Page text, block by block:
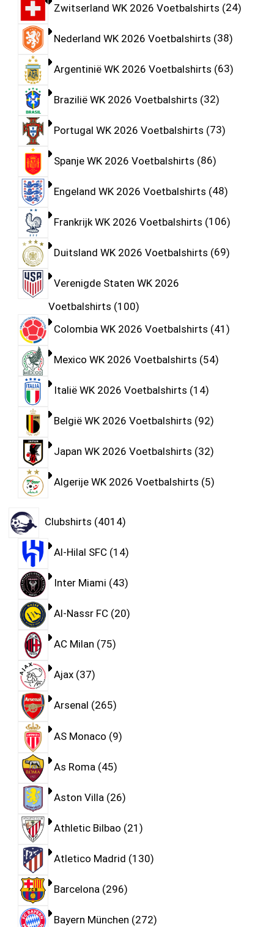
Zwitserland WK 2026 Voetbalshirts 24
Nederland WK 2026 Voetbalshirts 38
Argentinië WK 2026 Voetbalshirts 63
Brazilië WK 2026 Voetbalshirts 32
Portugal WK 2026 Voetbalshirts 73
Spanje WK 2026 Voetbalshirts 86
Engeland WK 2026 Voetbalshirts 48
Frankrijk WK 2026 Voetbalshirts 106
Duitsland WK 2026 Voetbalshirts 69
Verenigde Staten WK 2026
Voetbalshirts 100
Colombia WK 2026 Voetbalshirts 41
Mexico WK 2026 Voetbalshirts 54
Italië WK 2026 Voetbalshirts 14
België WK 2026 Voetbalshirts 92
Japan WK 2026 Voetbalshirts 32
Algerije WK 2026 Voetbalshirts 5
Clubshirts 4014
Al-Hilal SFC 14
Inter Miami 43
Al-Nassr FC 20
AC Milan 75
Ajax 37
Arsenal 265
AS Monaco 9
As Roma 45
Aston Villa 26
Athletic Bilbao 21
Atletico Madrid 130
Barcelona 296
Bayern München 272